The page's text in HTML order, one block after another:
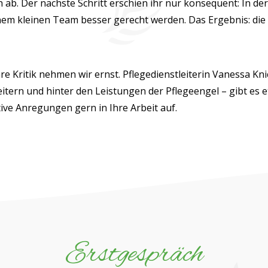
Der nächste Schritt erschien ihr nur konsequent: In
kleinen Team besser gerecht werden. Das Ergebnis:
Kritik nehmen wir ernst. Pflegedienstleiterin Vanessa
und hinter den Leistungen der Pflegeengel – gibt es
Anregungen gern in Ihre Arbeit auf.
Erstgespräch